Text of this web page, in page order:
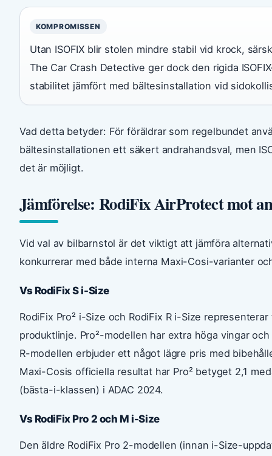
KOMPROMISSEN
Utan ISOFIX blir stolen mindre stabil vid krock,
The Car Crash Detective ger dock den rigida
stabilitet jämfört med bältesinstallation vid
Vad detta betyder: För föräldrar som regelbundet
bältesinstallationen ett säkert andrahandsval, men
det är möjligt.
Jämförelse: RodiFix AirProtect mot
Vid val av bilbarnstol är det viktigt att jämföra
konkurrerar med både interna Maxi-Cosi-varianter
Vs RodiFix S i-Size
RodiFix Pro² i-Size och RodiFix R i-Size
produktlinje. Pro²-modellen har extra höga vingar
R-modellen erbjuder ett något lägre pris med
Maxi-Cosis officiella resultat har Pro² betyget 2,1
(bästa-i-klassen) i ADAC 2024.
Vs RodiFix Pro 2 och M i-Size
Den äldre RodiFix Pro 2-modellen (innan i-Size-